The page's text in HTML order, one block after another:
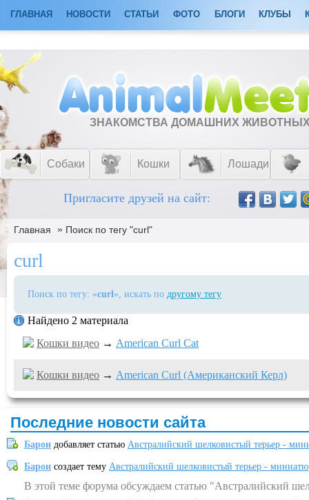
ГЛАВНАЯ НОВОСТИ СТАТЬИ ФОТО БЛОГИ КЛУБЫ
ЗНАКОМСТВА ДОМАШНИХ
Собаки Кошки Лошади
Пригласите друзей на сайт:
Главная » Поиск по тегу "curl"
curl
Поиск по тегу: «curl», искать по другому тегу
Найдено 2 материала
Кошки видео → American Curl Cat
Кошки видео → American Curl (Американский Керл)
Последние новости сайта
Барон добавляет статью Австралийский шелковистый терьер -
Барон создает тему Австралийский шелковистый терьер -
В этой теме форума обсуждаем статью "Австралийский